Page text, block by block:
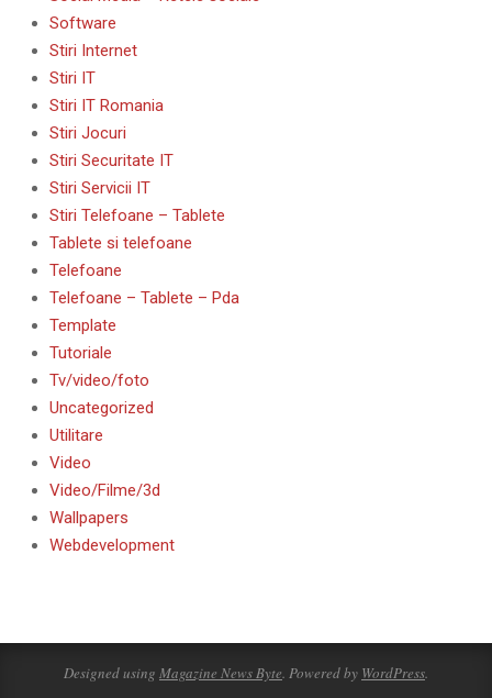
Software
Stiri Internet
Stiri IT
Stiri IT Romania
Stiri Jocuri
Stiri Securitate IT
Stiri Servicii IT
Stiri Telefoane – Tablete
Tablete si telefoane
Telefoane
Telefoane – Tablete – Pda
Template
Tutoriale
Tv/video/foto
Uncategorized
Utilitare
Video
Video/Filme/3d
Wallpapers
Webdevelopment
Designed using Magazine News Byte. Powered by WordPress.